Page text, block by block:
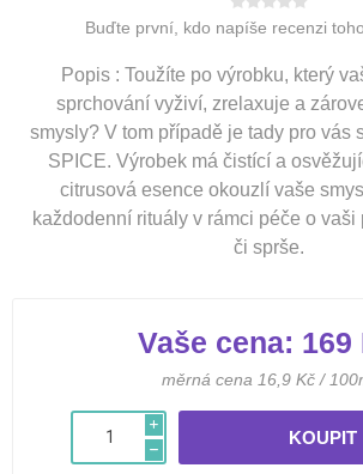
Buďte první, kdo napíše recenzi
Popis : Toužíte po výrobku, který
sprchování vyživí, zrelaxuje a
smysly? V tom případě je tady pro vás
SPICE. Výrobek má čistící a
citrusová esence okouzlí vaše
každodenní rituály v rámci péče o vaši
či sprše.
Vaše cena: 169
měrná cena 16,9 Kč /
i
h